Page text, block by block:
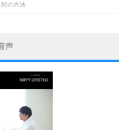
の方法
人を見ない。
る30の方法
い原因は、行動しないから。
の方法
声